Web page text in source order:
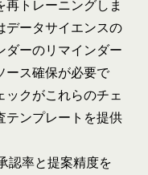
トレーニングしま
データサイエンスの
ダーのリマインダー
ース確保が必要で
ックがこれらのチェ
テンプレートを提供
認率と提案精度を